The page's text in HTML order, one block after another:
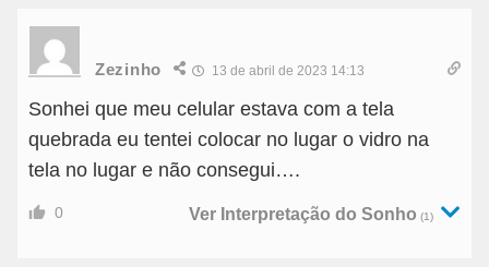
Zezinho 13 de abril de 2023 14:13
Sonhei que meu celular estava com a tela
quebrada eu tentei colocar no lugar o vidro na
tela no lugar e não consegui….
0 Ver Interpretação do Sonho (1)